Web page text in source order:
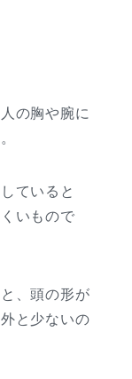
の胸や腕に
ていると
いもので
、頭の形が
と少ないの